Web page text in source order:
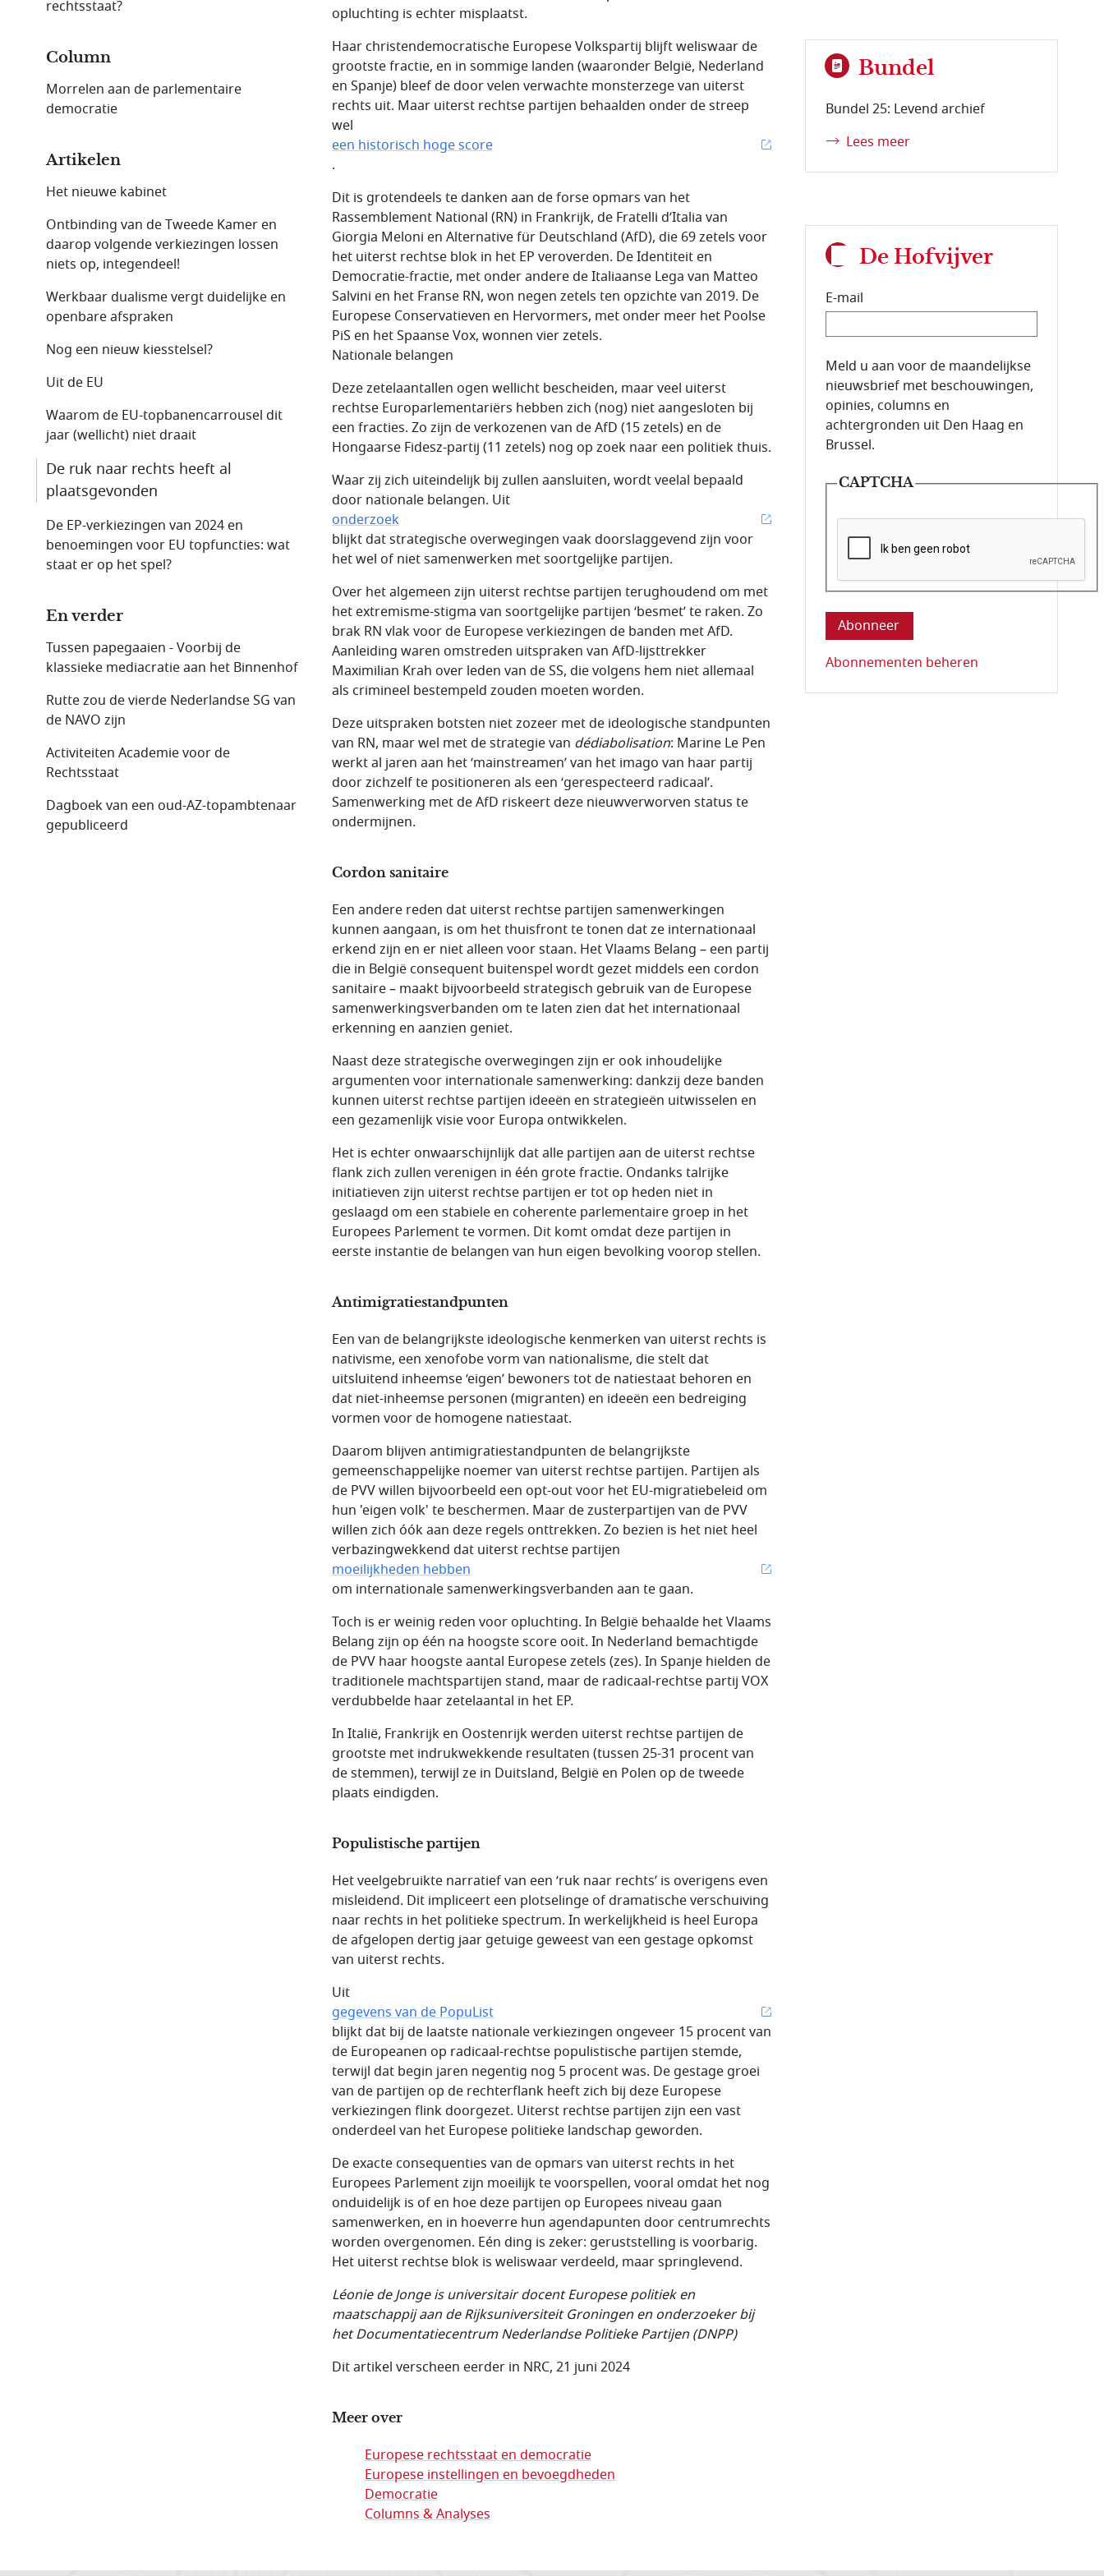
opluchting is echter misplaatst.
Haar christendemocratische Europese Volkspartij blijft weliswaar de
grootste fractie, en in sommige landen (waaronder België, Nederland
en Spanje) bleef de door velen verwachte monsterzege van uiterst
rechts uit. Maar uiterst rechtse partijen behaalden onder de streep
wel
een historisch hoge score
.
Dit is grotendeels te danken aan de forse opmars van het
Rassemblement National (RN) in Frankrijk, de Fratelli d’Italia van
Giorgia Meloni en Alternative für Deutschland (AfD), die 69 zetels voor
het uiterst rechtse blok in het EP veroverden. De Identiteit en
Democratie-fractie, met onder andere de Italiaanse Lega van Matteo
Salvini en het Franse RN, won negen zetels ten opzichte van 2019. De
Europese Conservatieven en Hervormers, met onder meer het Poolse
PiS en het Spaanse Vox, wonnen vier zetels.
Nationale belangen
Deze zetelaantallen ogen wellicht bescheiden, maar veel uiterst
rechtse Europarlementariërs hebben zich (nog) niet aangesloten bij
een fracties. Zo zijn de verkozenen van de AfD (15 zetels) en de
Hongaarse Fidesz-partij (11 zetels) nog op zoek naar een politiek thuis.
Waar zij zich uiteindelijk bij zullen aansluiten, wordt veelal bepaald
door nationale belangen. Uit
onderzoek
blijkt dat strategische overwegingen vaak doorslaggevend zijn voor
het wel of niet samenwerken met soortgelijke partijen.
Over het algemeen zijn uiterst rechtse partijen terughoudend om met
het extremisme-stigma van soortgelijke partijen ‘besmet’ te raken. Zo
brak RN vlak voor de Europese verkiezingen de banden met AfD.
Aanleiding waren omstreden uitspraken van AfD-lijsttrekker
Maximilian Krah over leden van de SS, die volgens hem niet allemaal
als crimineel bestempeld zouden moeten worden.
Deze uitspraken botsten niet zozeer met de ideologische standpunten
van RN, maar wel met de strategie van dédiabolisation: Marine Le Pen
werkt al jaren aan het ‘mainstreamen’ van het imago van haar partij
door zichzelf te positioneren als een ‘gerespecteerd radicaal’.
Samenwerking met de AfD riskeert deze nieuwverworven status te
ondermijnen.
Cordon sanitaire
Een andere reden dat uiterst rechtse partijen samenwerkingen
kunnen aangaan, is om het thuisfront te tonen dat ze internationaal
erkend zijn en er niet alleen voor staan. Het Vlaams Belang – een partij
die in België consequent buitenspel wordt gezet middels een cordon
sanitaire – maakt bijvoorbeeld strategisch gebruik van de Europese
samenwerkingsverbanden om te laten zien dat het internationaal
erkenning en aanzien geniet.
Naast deze strategische overwegingen zijn er ook inhoudelijke
argumenten voor internationale samenwerking: dankzij deze banden
kunnen uiterst rechtse partijen ideeën en strategieën uitwisselen en
een gezamenlijk visie voor Europa ontwikkelen.
Het is echter onwaarschijnlijk dat alle partijen aan de uiterst rechtse
flank zich zullen verenigen in één grote fractie. Ondanks talrijke
initiatieven zijn uiterst rechtse partijen er tot op heden niet in
geslaagd om een stabiele en coherente parlementaire groep in het
Europees Parlement te vormen. Dit komt omdat deze partijen in
eerste instantie de belangen van hun eigen bevolking voorop stellen.
Antimigratiestandpunten
Een van de belangrijkste ideologische kenmerken van uiterst rechts is
nativisme, een xenofobe vorm van nationalisme, die stelt dat
uitsluitend inheemse ‘eigen’ bewoners tot de natiestaat behoren en
dat niet-inheemse personen (migranten) en ideeën een bedreiging
vormen voor de homogene natiestaat.
Daarom blijven antimigratiestandpunten de belangrijkste
gemeenschappelijke noemer van uiterst rechtse partijen. Partijen als
de PVV willen bijvoorbeeld een opt-out voor het EU-migratiebeleid om
hun 'eigen volk' te beschermen. Maar de zusterpartijen van de PVV
willen zich óók aan deze regels onttrekken. Zo bezien is het niet heel
verbazingwekkend dat uiterst rechtse partijen
moeilijkheden hebben
om internationale samenwerkingsverbanden aan te gaan.
Toch is er weinig reden voor opluchting. In België behaalde het Vlaams
Belang zijn op één na hoogste score ooit. In Nederland bemachtigde
de PVV haar hoogste aantal Europese zetels (zes). In Spanje hielden de
traditionele machtspartijen stand, maar de radicaal-rechtse partij VOX
verdubbelde haar zetelaantal in het EP.
In Italië, Frankrijk en Oostenrijk werden uiterst rechtse partijen de
grootste met indrukwekkende resultaten (tussen 25-31 procent van
de stemmen), terwijl ze in Duitsland, België en Polen op de tweede
plaats eindigden.
Populistische partijen
Het veelgebruikte narratief van een ‘ruk naar rechts’ is overigens even
misleidend. Dit impliceert een plotselinge of dramatische verschuiving
naar rechts in het politieke spectrum. In werkelijkheid is heel Europa
de afgelopen dertig jaar getuige geweest van een gestage opkomst
van uiterst rechts.
Uit
gegevens van de PopuList
blijkt dat bij de laatste nationale verkiezingen ongeveer 15 procent van
de Europeanen op radicaal-rechtse populistische partijen stemde,
terwijl dat begin jaren negentig nog 5 procent was. De gestage groei
van de partijen op de rechterflank heeft zich bij deze Europese
verkiezingen flink doorgezet. Uiterst rechtse partijen zijn een vast
onderdeel van het Europese politieke landschap geworden.
De exacte consequenties van de opmars van uiterst rechts in het
Europees Parlement zijn moeilijk te voorspellen, vooral omdat het nog
onduidelijk is of en hoe deze partijen op Europees niveau gaan
samenwerken, en in hoeverre hun agendapunten door centrumrechts
worden overgenomen. Eén ding is zeker: geruststelling is voorbarig.
Het uiterst rechtse blok is weliswaar verdeeld, maar springlevend.
Léonie de Jonge is universitair docent Europese politiek en
maatschappij aan de Rijksuniversiteit Groningen en onderzoeker bij
het Documentatiecentrum Nederlandse Politieke Partijen (DNPP)
Dit artikel verscheen eerder in NRC, 21 juni 2024
Meer over
Europese rechtsstaat en democratie
Europese instellingen en bevoegdheden
Democratie
Columns & Analyses
rechtsstaat?
Column
Morrelen aan de parlementaire
democratie
Artikelen
Het nieuwe kabinet
Ontbinding van de Tweede Kamer en
daarop volgende verkiezingen lossen
niets op, integendeel!
Werkbaar dualisme vergt duidelijke en
openbare afspraken
Nog een nieuw kiesstelsel?
Uit de EU
Waarom de EU-topbanencarrousel dit
jaar (wellicht) niet draait
De ruk naar rechts heeft al
plaatsgevonden
De EP-verkiezingen van 2024 en
benoemingen voor EU topfuncties: wat
staat er op het spel?
En verder
Tussen papegaaien - Voorbij de
klassieke mediacratie aan het Binnenhof
Rutte zou de vierde Nederlandse SG van
de NAVO zijn
Activiteiten Academie voor de
Rechtsstaat
Dagboek van een oud-AZ-topambtenaar
gepubliceerd
Bundel
Bundel 25: Levend archief
Lees meer
De Hofvijver
E-mail
E-mailadres van de abonnee.
Meld u aan voor de maandelijkse
nieuwsbrief met beschouwingen,
opinies, columns en
achtergronden uit Den Haag en
Brussel.
CAPTCHA
Deze vraag is om te controleren dat u
Abonnementen beheren